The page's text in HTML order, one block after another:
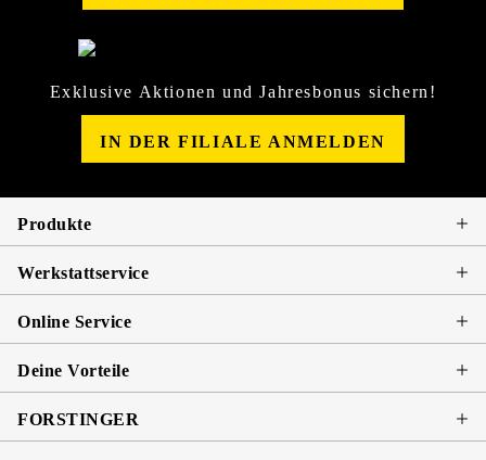
Exklusive Aktionen und Jahresbonus sichern!
IN DER FILIALE ANMELDEN
Produkte
Werkstattservice
Online Service
Deine Vorteile
FORSTINGER